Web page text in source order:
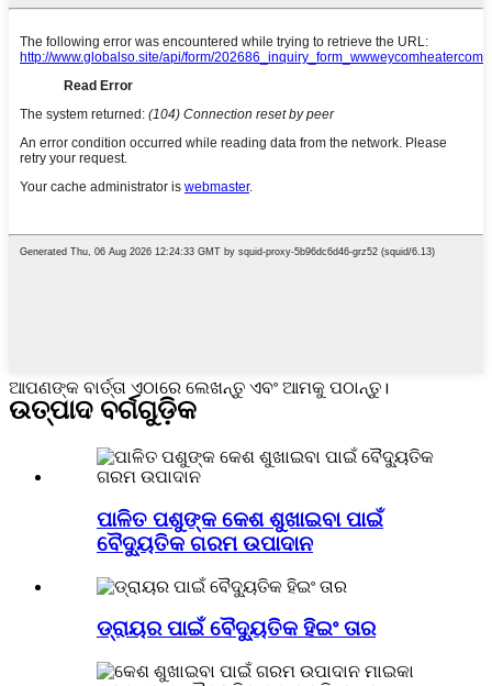
ଆପଣଙ୍କ ବାର୍ତ୍ତା ଏଠାରେ ଲେଖନ୍ତୁ ଏବଂ ଆମକୁ ପଠାନ୍ତୁ।
ଉତ୍ପାଦ ବର୍ଗଗୁଡ଼ିକ
ପାଳିତ ପଶୁଙ୍କ କେଶ ଶୁଖାଇବା ପାଇଁ
ବୈଦ୍ୟୁତିକ ଗରମ ଉପାଦାନ
ଡ୍ରାୟର ପାଇଁ ବୈଦ୍ୟୁତିକ ହିଇଂ ତାର